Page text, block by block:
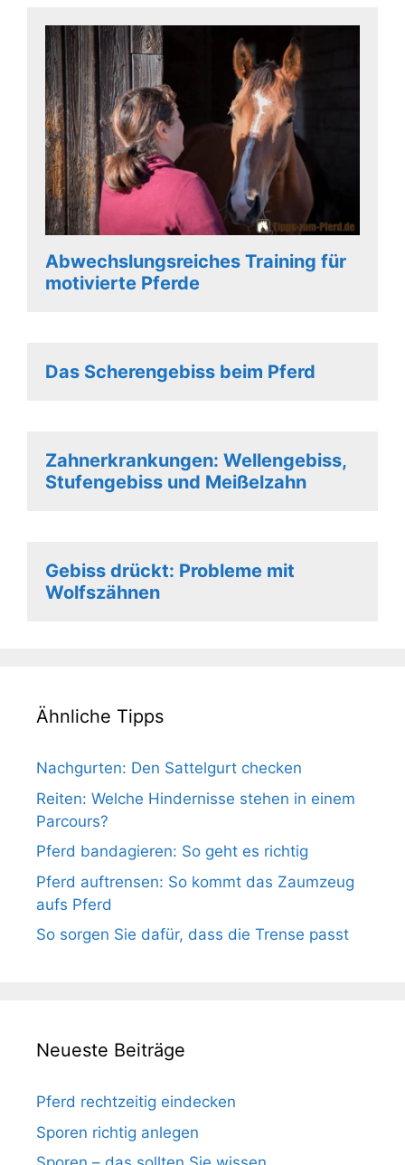
Abwechslungsreiches Training für
motivierte Pferde
Das Scherengebiss beim Pferd
Zahnerkrankungen: Wellengebiss,
Stufengebiss und Meißelzahn
Gebiss drückt: Probleme mit
Wolfszähnen
Ähnliche Tipps
Nachgurten: Den Sattelgurt checken
Reiten: Welche Hindernisse stehen in einem
Parcours?
Pferd bandagieren: So geht es richtig
Pferd auftrensen: So kommt das Zaumzeug
aufs Pferd
So sorgen Sie dafür, dass die Trense passt
Neueste Beiträge
Pferd rechtzeitig eindecken
Sporen richtig anlegen